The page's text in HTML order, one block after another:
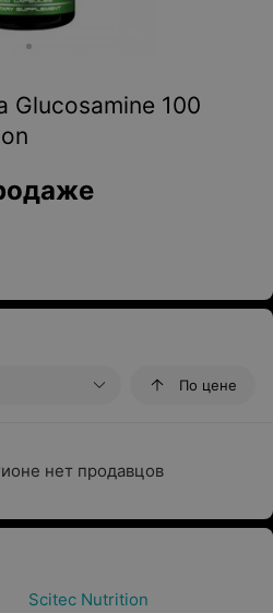
Glucosamine 100
По цене
нет продавцов
Scitec Nutrition